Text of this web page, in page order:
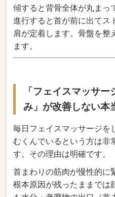
傾すると背骨全体が丸まっ
進行すると首が前に出てス
肩が定着します。骨盤を整
ます。
「フェイスマッサ
み」が改善しない本
毎日フェイスマッサージを
むくんでいるという方は非
す。その理由は明確です。
首まわりの筋肉が慢性的に
根本原因が残ったままでは